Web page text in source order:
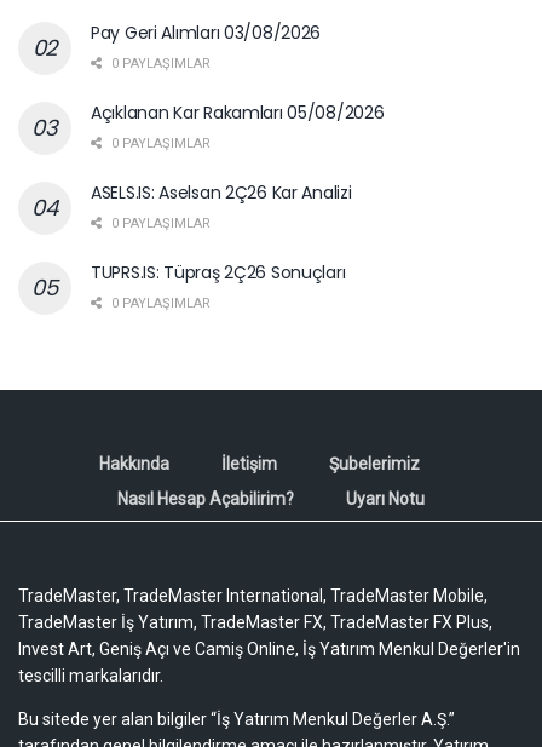
Pay Geri Alımları 03/08/2026
0 PAYLAŞIMLAR
Açıklanan Kar Rakamları 05/08/2026
0 PAYLAŞIMLAR
ASELS.IS: Aselsan 2Ç26 Kar Analizi
0 PAYLAŞIMLAR
TUPRS.IS: Tüpraş 2Ç26 Sonuçları
0 PAYLAŞIMLAR
Hakkında İletişim
Şubelerimiz
Nasıl Hesap Açabilirim?
Uyarı Notu
TradeMaster, TradeMaster International, TradeMaster Mobile,
TradeMaster İş Yatırım, TradeMaster FX, TradeMaster FX Plus,
Invest Art, Geniş Açı ve Camiş Online, İş Yatırım Menkul Değerler'in
tescilli markalarıdır.
Bu sitede yer alan bilgiler “İş Yatırım Menkul Değerler A.Ş.”